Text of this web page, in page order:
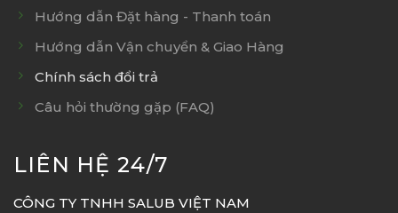
Hướng dẫn Đặt hàng - Thanh toán
Hướng dẫn Vận chuyển & Giao Hàng
Chính sách đổi trả
Câu hỏi thường gặp (FAQ)
LIÊN HỆ 24/7
CÔNG TY TNHH SALUB VIỆT NAM